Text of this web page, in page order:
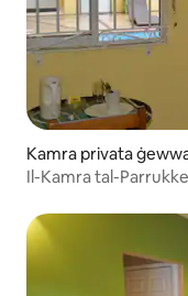
Kamra privata
Il-Kamra tal-